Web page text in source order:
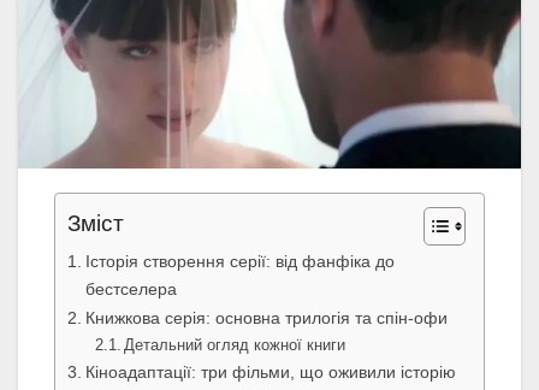
Зміст
Історія створення серії: від фанфіка до
бестселера
Книжкова серія: основна трилогія та спін-офи
Детальний огляд кожної книги
Кіноадаптації: три фільми, що оживили історію